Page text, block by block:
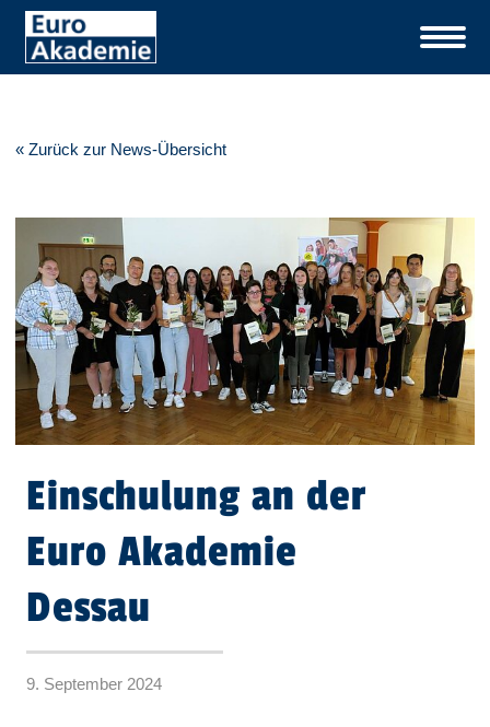
« Zurück zur News-Übersicht
Einschulung an der
Euro Akademie
Dessau
9. September 2024